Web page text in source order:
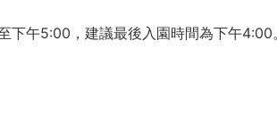
午5:00，建議最後入園時間為下午4:00。